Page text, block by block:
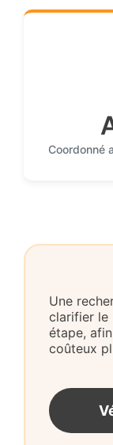
Coordonné
Une
clarifier le
étape,
coûteux